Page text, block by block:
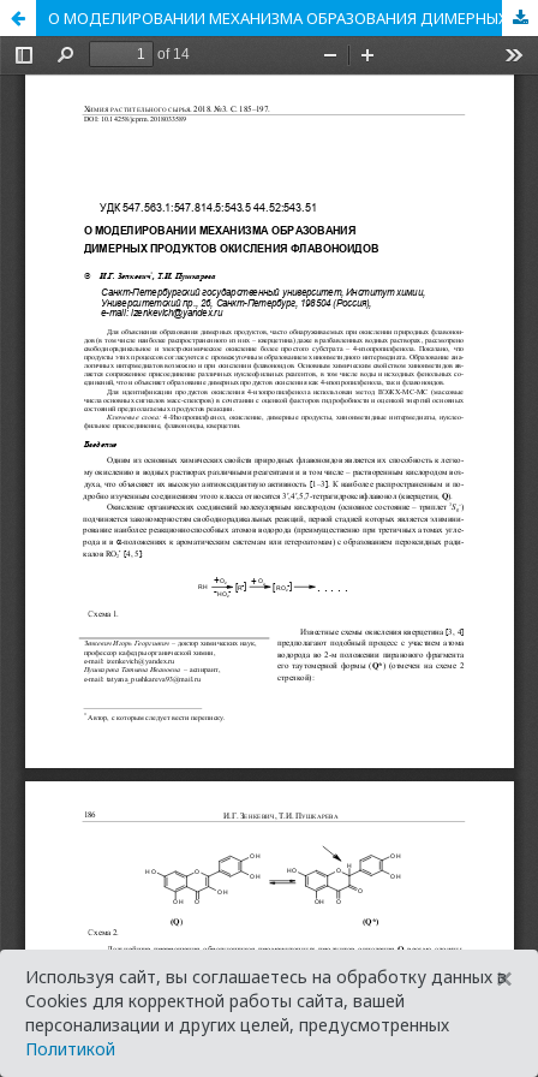
О МОДЕЛИРОВАНИИ МЕХАНИЗМА ОБРАЗОВАНИЯ ДИМЕРНЫХ ПРОДУКТОВ ОКИСЛЕНИЯ ФЛАВОНОИДОВ
Используя сайт, вы соглашаетесь на обработку данных в
Cookies для корректной работы сайта, вашей
персонализации и других целей, предусмотренных
Политикой
×